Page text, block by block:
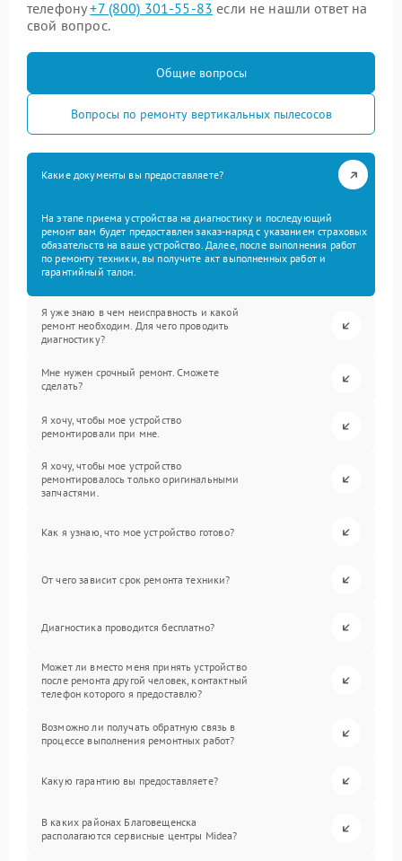
телефону+7 (800) 301-55-83 если не нашли ответ на
свой вопрос.
Общие вопросы
Вопросы по ремонту вертикальных пылесосов
Какие документы вы предоставляете?
На этапе приема устройства на диагностику и последующий
ремонт вам будет предоставлен заказ-наряд с указанием страховых
обязательств на ваше устройство. Далее, после выполнения работ
по ремонту техники, вы получите акт выполненных работ и
гарантийный талон.
Я уже знаю в чем неисправность и какой
ремонт необходим. Для чего проводить
диагностику?
Мне нужен срочный ремонт. Сможете
сделать?
Я хочу, чтобы мое устройство
ремонтировали при мне.
Я хочу, чтобы мое устройство
ремонтировалось только оригинальными
запчастями.
Как я узнаю, что мое устройство готово?
От чего зависит срок ремонта техники?
Диагностика проводится бесплатно?
Может ли вместо меня принять устройство
после ремонта другой человек, контактный
телефон которого я предоставлю?
Возможно ли получать обратную связь в
процессе выполнения ремонтных работ?
Какую гарантию вы предоставляете?
В каких районах Благовещенска
располагаются сервисные центры Midea?